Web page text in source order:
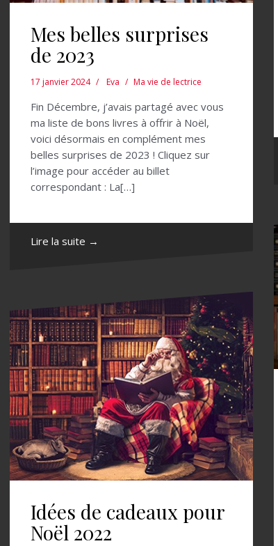
Mes belles surprises
de 2023
17 janvier 2024 Eva Ma vie de lectrice
Fin Décembre, j’avais partagé avec vous
ma liste de bons livres à offrir à Noël,
voici désormais en complément mes
belles surprises de 2023 ! Cliquez sur
l’image pour accéder au billet
correspondant : La[…]
Lire la suite →
Idées de cadeaux pour
Noël 2022